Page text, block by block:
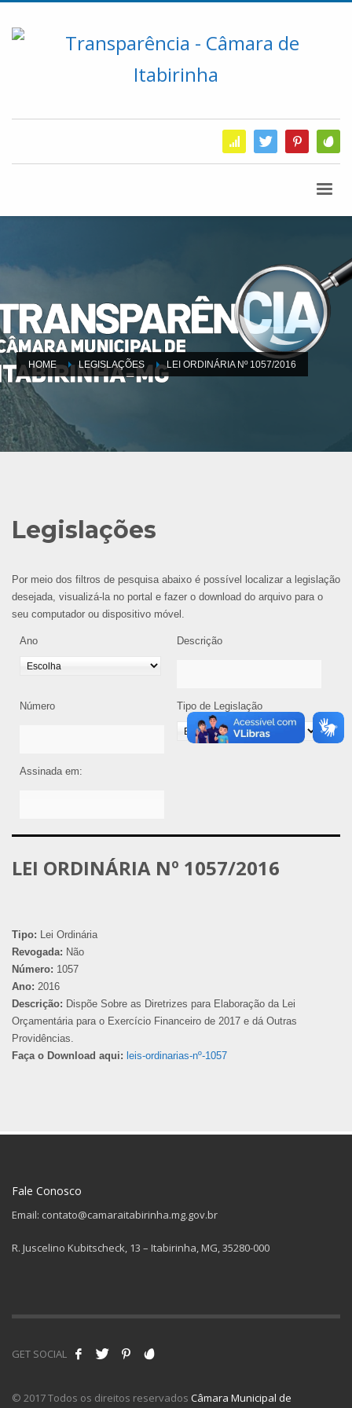
HOME LEGISLAÇÕES LEI ORDINÁRIA Nº 1057/2016
Legislações
Por meio dos filtros de pesquisa abaixo é possível localizar a legislação
desejada, visualizá-la no portal e fazer o download do arquivo para o
seu computador ou dispositivo móvel.
Ano Descrição
Número Tipo de Legislação
Assinada em:
LEI ORDINÁRIA Nº 1057/2016
Tipo: Lei Ordinária
Revogada: Não
Número: 1057
Ano: 2016
Descrição: Dispõe Sobre as Diretrizes para Elaboração da Lei
Orçamentária para o Exercício Financeiro de 2017 e dá Outras
Providências.
Faça o Download aqui: leis-ordinarias-nº-1057
Fale Conosco
Email: contato@camaraitabirinha.mg.gov.br
R. Juscelino Kubitscheck, 13 – Itabirinha, MG, 35280-000
GET SOCIAL
© 2017 Todos os direitos reservados Câmara Municipal de